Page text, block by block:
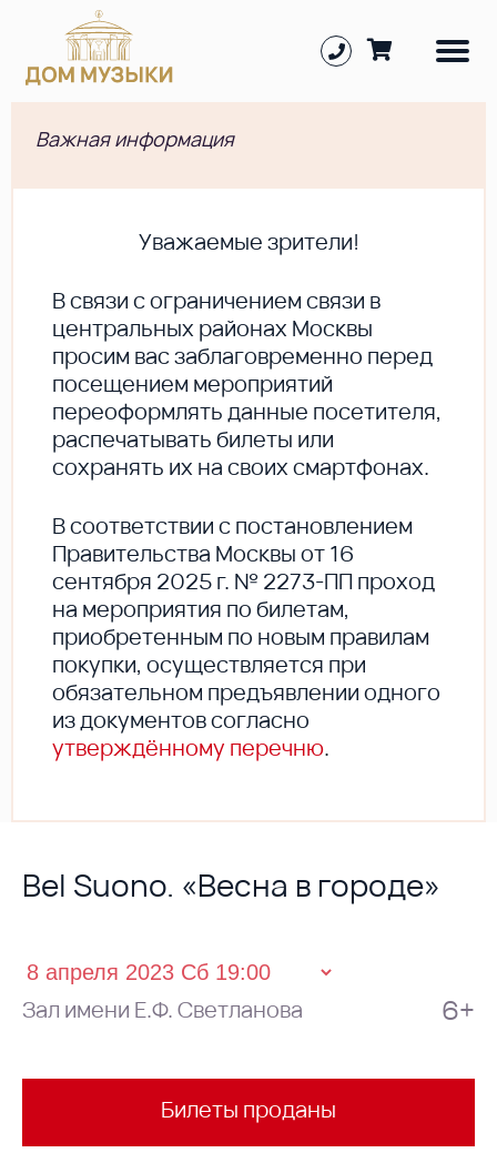
Важная информация
Уважаемые зрители!
В cвязи с ограничением связи в
центральных районах Москвы
просим вас заблаговременно перед
посещением мероприятий
переоформлять данные посетителя,
распечатывать билеты или
сохранять их на своих смартфонах.
В соответствии с постановлением
Правительства Москвы от 16
сентября 2025 г. № 2273-ПП проход
на мероприятия по билетам,
приобретенным по новым правилам
покупки, осуществляется при
обязательном предъявлении одного
из документов согласно
утверждённому перечню.
Bel Suono. «Весна в городе»
Зал имени Е.Ф. Светланова 6+
Билеты проданы